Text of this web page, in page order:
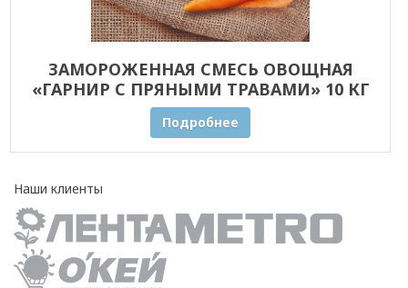
ЗАМОРОЖЕННАЯ СМЕСЬ ОВОЩНАЯ
«ГАРНИР С ПРЯНЫМИ ТРАВАМИ» 10 КГ
ОПТОМ
Подробнее
Наши клиенты